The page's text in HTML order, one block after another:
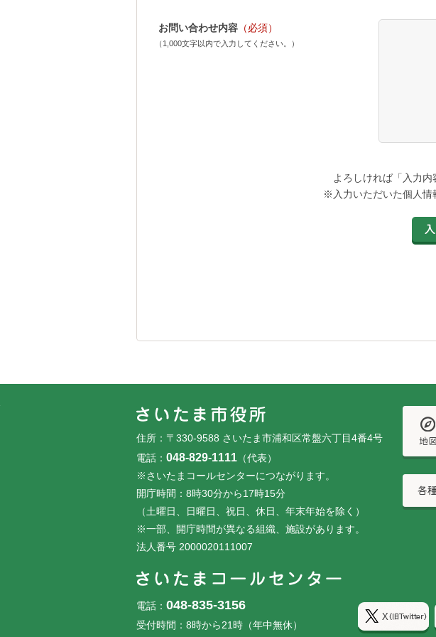
お問い合わせ内容 （必須）
（1,000文字以内で入力してください。）
よろしければ「入力内
※入力いただいた個人情
住所：〒330-9588 さいたま市浦和区常盤六丁目4番4号
電話： 048-829-1111 （代表）
※さいたまコールセンターにつながります。
開庁時間：8時30分から17時15分
（土曜日、日曜日、祝日、休日、年末年始を除く）
※一部、開庁時間が異なる組織、施設があります。
法人番号 2000020111007
電話： 048-835-3156
受付時間：8時から21時（年中無休）